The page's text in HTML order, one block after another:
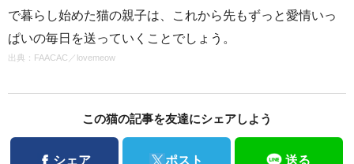
で暮らし始めた猫の親子は、これから先もずっと愛情いっ
ぱいの毎日を送っていくことでしょう。
出典： FAACAC ／ lovemeow
この猫の記事を友達にシェアしよう
Facebook
シェア Twitter
ポスト 送る